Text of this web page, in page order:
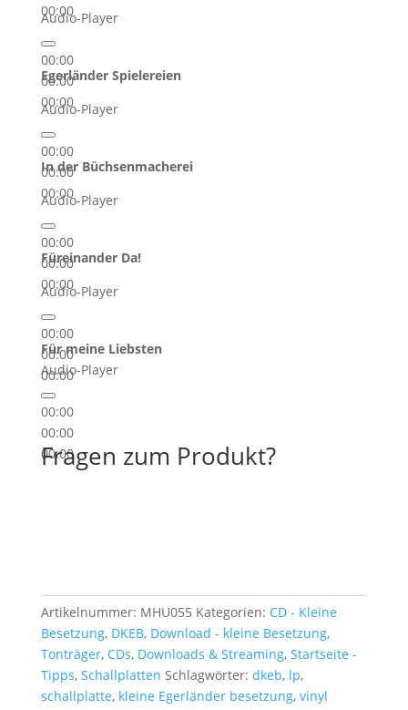
00:00
Audio-Player
00:00
00:00
00:00
Egerländer Spielereien
Audio-Player
00:00
00:00
00:00
In der Büchsenmacherei
Audio-Player
00:00
00:00
00:00
Füreinander Da!
Audio-Player
00:00
00:00
00:00
Für meine Liebsten
Audio-Player
00:00
00:00
00:00
Fragen zum Produkt?
Artikelnummer: MHU055 Kategorien: CD - Kleine
Besetzung, DKEB, Download - kleine Besetzung,
Tonträger, CDs, Downloads & Streaming, Startseite -
Tipps, Schallplatten Schlagwörter: dkeb, lp,
schallplatte, kleine Egerländer besetzung, vinyl